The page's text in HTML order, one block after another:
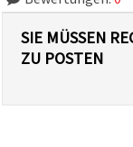
SIE MÜSSEN
ZU POSTEN